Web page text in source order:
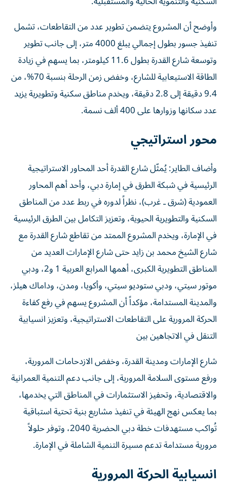
وأوضح أن المشروع يتضمن تطوير عدد من التقاطعات، تشمل
تنفيذ جسور بطول إجمالي يبلغ 4000 متر، إلى جانب تطوير
وتوسعة شارع القدرة بطول 11.6 كيلومتر، بما يسهم في زيادة
الطاقة الاستيعابية للشارع، وخفض زمن الرحلة بنسبة 70%، من
9.4 دقيقة إلى 2.8 دقيقة، ويخدم مناطق سكنية وتطويرية يزيد
عدد سكانها وزوارها على 400 ألف نسمة.
محور استراتيجي
وأضاف الطاير: يُمثّل شارع القدرة أحد المحاور الاستراتيجية
الرئيسية في شبكة الطرق في إمارة دبي، وأحد أهم المحاور
العمودية (شرق ـ غرب)، نظراً لدوره في ربط عدد من المناطق
السكنية والتطويرية الحيوية، وتعزيز التكامل بين الطرق الرئيسية
في الإمارة، ويخدم المشروع الممتد من تقاطع شارع القدرة مع
شارع الشيخ محمد بن زايد حتى شارع الإمارات العديد من
المناطق التطويرية الكبرى، أهمها المرابع العربية 1 و2، ودبي
موتور سيتي، ودبي ستوديو سيتي، وأكويا، ومدن، وداماك هيلز،
والمدينة المستدامة، مؤكداً أن المشروع يسهم في رفع كفاءة
الحركة المرورية على التقاطعات الاستراتيجية، وتعزيز انسيابية
التنقل في الاتجاهين بين
شارع الإمارات ومدينة القدرة، وخفض الازدحامات المرورية،
ورفع مستوى السلامة المرورية، إلى جانب دعم التنمية العمرانية
والاقتصادية، وتحفيز الاستثمارات في المناطق التي يخدمها،
بما يعكس نهج الهيئة في تنفيذ مشاريع بنية تحتية استباقية
تُواكب مستهدفات خطة دبي الحضرية 2040، وتوفر حلولاً
مرورية مستدامة تدعم مسيرة التنمية الشاملة في الإمارة.
انسيابية الحركة المرورية